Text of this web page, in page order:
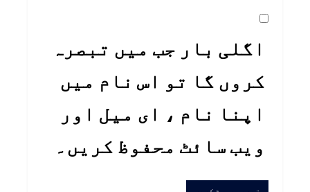
اگلی بار جب میں تبصرہ
کروں گا تو اس نام میں
اپنا نام ، ای میل اور
ویب سائٹ محفوظ کریں۔